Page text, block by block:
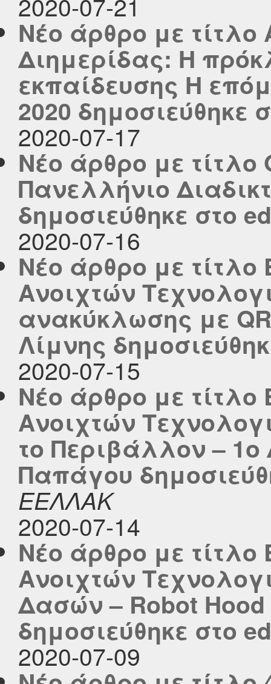
Νέο άρθρο με
Διημερίδας: Η
εκπαίδευσης Η
2020 δημοσιεύθηκε
2020-07-17
Νέο άρθρο με
Πανελλήνιο
δημοσιεύθηκε στο
2020-07-16
Νέο άρθρο με
Ανοιχτών
ανακύκλωσης με
Λίμνης
2020-07-15
Νέο άρθρο με
Ανοιχτών
το Περιβάλλον – 1ο
Παπάγου
ΕΕΛΛΑΚ
2020-07-14
Νέο άρθρο με
Ανοιχτών
Δασών – Robot
δημοσιεύθηκε στο
2020-07-09